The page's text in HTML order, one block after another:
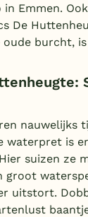
Emmen.
De
burcht,
nauwelijks
waterpret is
suizen ze
groot
uitstort.